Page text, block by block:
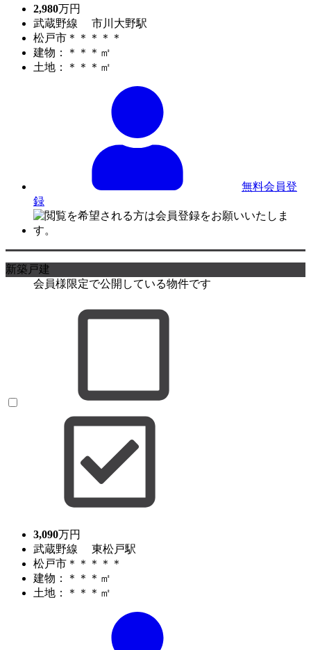
2,980万円
武蔵野線 市川大野駅
松戸市＊＊＊＊＊
建物：＊＊＊㎡
土地：＊＊＊㎡
無料会員登
録
新築戸建
会員様限定で公開している物件です
3,090万円
武蔵野線 東松戸駅
松戸市＊＊＊＊＊
建物：＊＊＊㎡
土地：＊＊＊㎡